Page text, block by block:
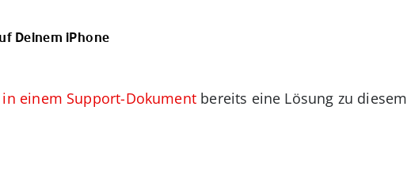
Deinem iPhone
in einem Support-Dokumentbereits eine Lösung zu